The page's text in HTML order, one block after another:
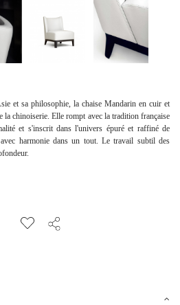
et sa philosophie, la chaise Mandarin en cuir et
la chinoiserie. Elle rompt avec la tradition française
et s'inscrit dans l'univers épuré et raffiné de
harmonie dans un tout. Le travail subtil des